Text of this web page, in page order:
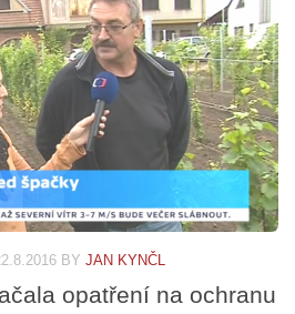
BY JAN KYNČL
opatření na ochranu